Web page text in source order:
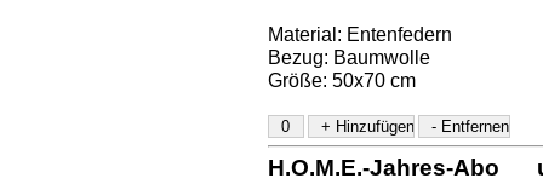
Material: Entenfedern
Bezug: Baumwolle
Größe: 50x70 cm
H.O.M.E.-Jahres-